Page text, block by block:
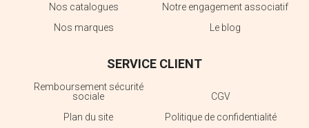
Nos catalogues
Notre engagement associatif
Nos marques
Le blog
SERVICE CLIENT
Remboursement sécurité
sociale
CGV
Plan du site
Politique de confidentialité